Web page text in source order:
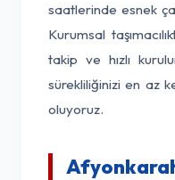
saatlerinde esnek
Kurumsal
takip ve hızlı
sürekliliğinizi en az
oluyoruz.